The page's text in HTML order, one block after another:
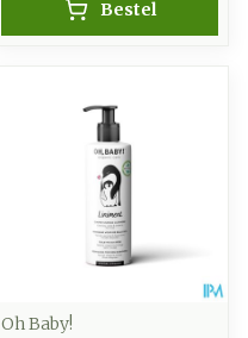
Bestel
Oh Baby!